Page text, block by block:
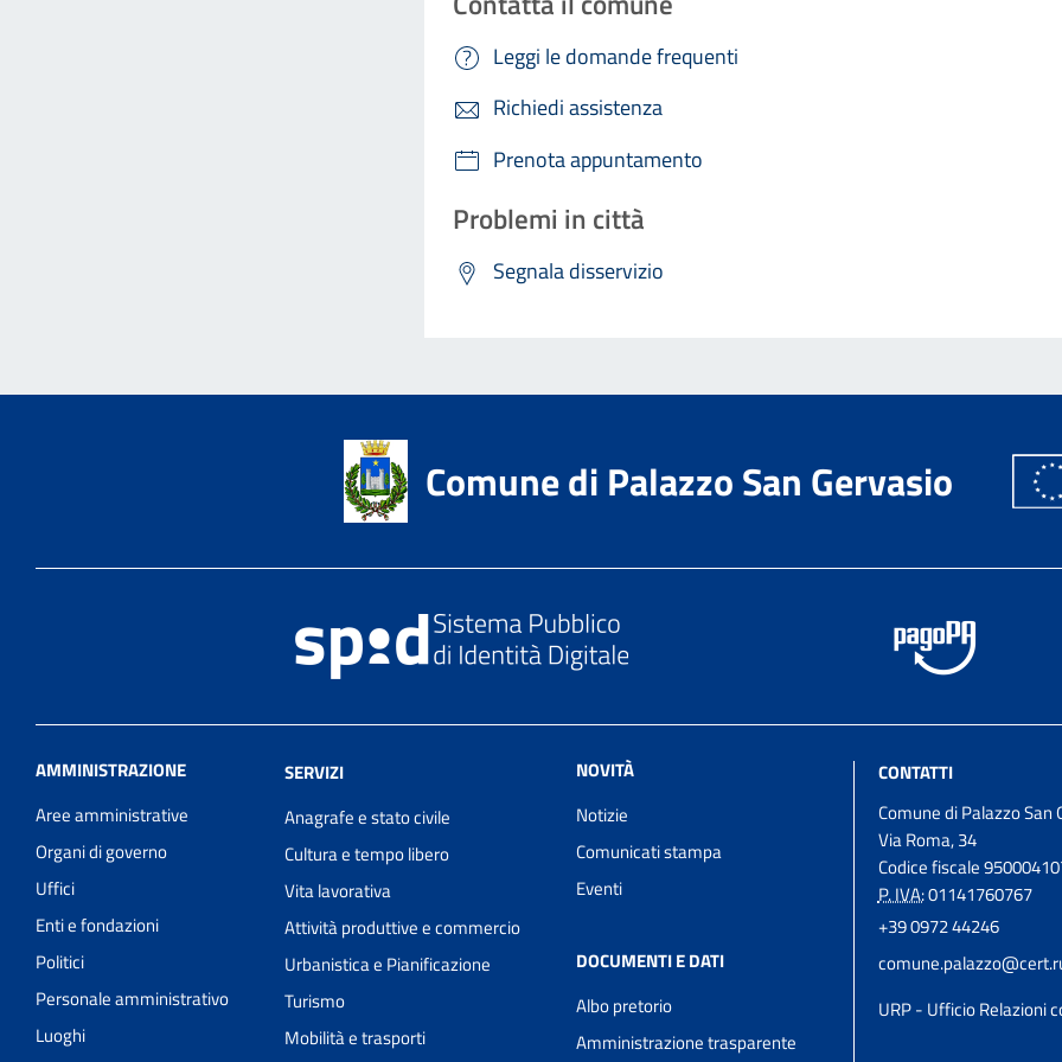
Leggi le domande frequenti
Richiedi assistenza
Prenota appuntamento
Problemi in città
Segnala disservizio
Comune di Palazzo San Gervasio
AMMINISTRAZIONE
Aree amministrative
Organi di governo
Uffici
Enti e fondazioni
Politici
Personale amministrativo
Luoghi
SERVIZI
Anagrafe e stato civile
Cultura e tempo libero
Vita lavorativa
Attività produttive e commercio
Urbanistica e Pianificazione
Turismo
Mobilità e trasporti
NOVITÀ
Notizie
Comunicati stampa
Eventi
DOCUMENTI E DATI
Albo pretorio
Amministrazione trasparente
CONTATTI
Comune di Palazzo San
Via Roma, 34
Codice fiscale
P. IVA:01141760767
+39 0972 44246
URP - Ufficio Relazioni